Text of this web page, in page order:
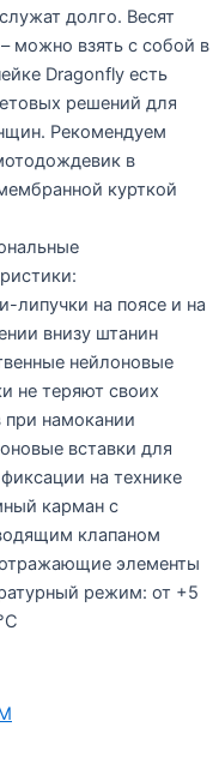
долго. Весят
можно взять с собой в
Dragonfly есть
решений для
Рекомендуем
в
курткой
липучки на поясе и на
внизу штанин
нейлоновые
не теряют своих
при намокании
вставки для
на технике
карман с
клапаном
элементы
режим: от +5